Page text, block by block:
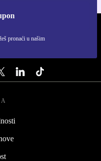
pronaći u našim